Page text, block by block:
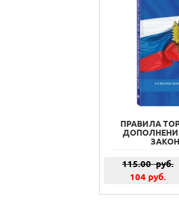
ПРАВИЛА
115.00руб.
104 руб.